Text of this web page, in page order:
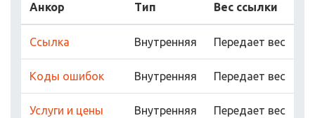
Анкор Тип Вес ссылки
Ссылка Внутренняя Передает вес
Коды ошибок Внутренняя Передает вес
Услуги и цены Внутренняя Передает вес